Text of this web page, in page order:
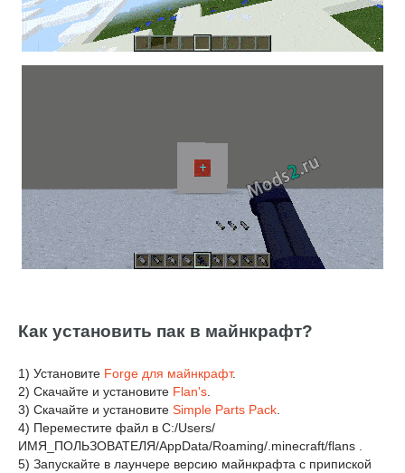
Как установить пак в майнкрафт?
1) Установите Forge для майнкрафт.
2) Скачайте и установите Flan's
3) Скачайте и установите Simple Parts Pack
4) Переместите файл в C:/Users/
ИМЯ_ПОЛЬЗОВАТЕЛЯ/AppData/Roaming/.minecraft/flans .
5) Запускайте в лаунчере версию майнкрафта с припиской